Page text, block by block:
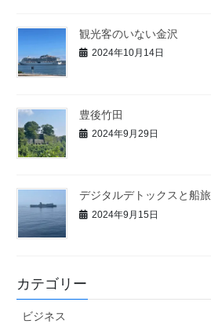
観光客のいない金沢
2024年10月14日
豊後竹田
2024年9月29日
デジタルデトックスと船旅
2024年9月15日
カテゴリー
ビジネス